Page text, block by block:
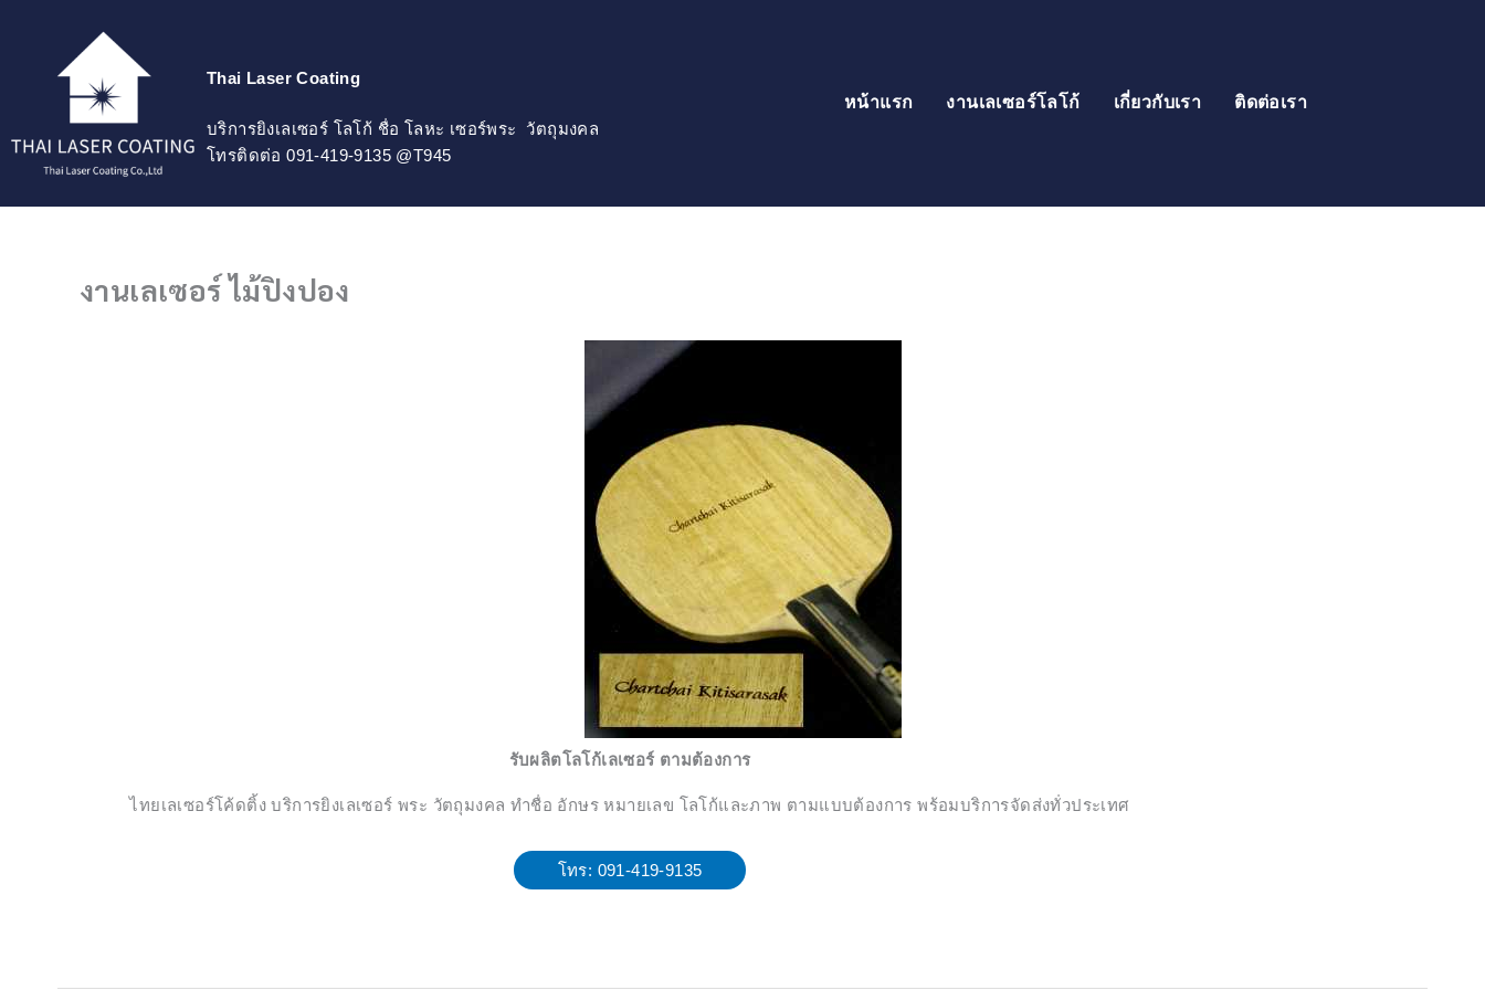
Thai Laser Coating
บริการยิงเลเซอร์ โลโก้ ชื่อ โลหะ เซอร์พระ วัตถุมงคล
โทรติดต่อ 091-419-9135 @T945
หน้าแรก งานเลเซอร์โลโก้ เกี่ยวกับเรา ติดต่อเรา
งานเลเซอร์ ไม้ปิงปอง
รับผลิตโลโก้เลเซอร์ ตามต้องการ
ไทยเลเซอร์โค้ดติ้ง บริการยิงเลเซอร์ พระ วัตถุมงคล ทำชื่อ อักษร หมายเลข โลโก้และภาพ ตามแบบต้องการ พร้อมบริการจัดส่งทั่วประเทศ
โทร: 091-419-9135